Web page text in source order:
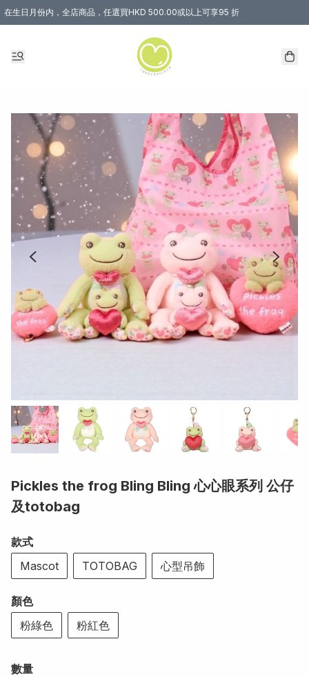
在生日月份内，全店商品，任選買HKD 500.00或以上可享95 折
Pickles the frog Bling Bling 心心眼系列 公仔
及totobag
款式
Mascot
TOTOBAG 心型吊飾
顏色
粉綠色
粉紅色
數量